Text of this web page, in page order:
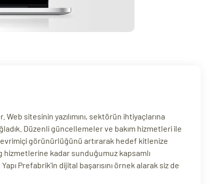
sitesinin yazılımını, sektörün ihtiyaçlarına
Düzenli güncellemeler ve bakım hizmetleri ile
görünürlüğünü artırarak hedef kitlenize
hizmetlerine kadar sunduğumuz kapsamlı
Prefabrik'in dijital başarısını örnek alarak siz de